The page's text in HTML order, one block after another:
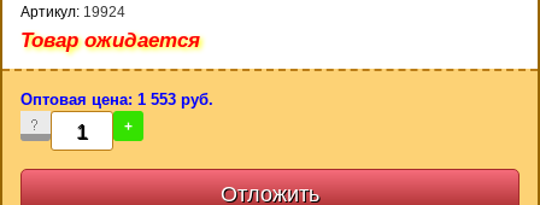
Артикул: 19924
Товар ожидается
Оптовая цена: 1 553 руб.
- +